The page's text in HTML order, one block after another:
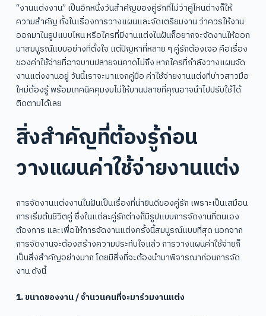
“งานแต่งงาน” เป็นอีกหนึ่งวันสำคัญของคู่รักที่ไม่ว่าคู่ไหนต่างก็ให้
ความสำคัญ ทั้งในเรื่องการวางแผนและจัดเตรียมงาน ว่าควรให้งาน
ออกมาในรูปแบบไหน หรือใครที่มีงานแต่งในฝันก็อยากจะจัดงานให้ออก
มาสมบูรณ์แบบอย่างที่ตั้งใจ แต่ปัญหาที่หลาย ๆ คู่รักต้องเจอ คือเรื่อง
ของค่าใช้จ่ายที่อาจบานปลายจนคาดไม่ถึง หากใครที่กำลังวางแผนจัด
งานแต่งงานอยู่ วันนี้เราจะมาแจกคู่มือ ค่าใช้จ่ายงานแต่งที่บ่าวสาวมือ
ใหม่ต้องรู้ พร้อมเทคนิคคุมงบไม่ให้บานปลายที่คุณอาจนำไปปรับใช้ได้
ติดตามได้เลย
สิ่งสำคัญที่ต้องรู้ก่อน
วางแผนค่าใช้จ่ายงานแต่ง
การจัดงานแต่งงานในฝันเป็นเรื่องที่น่ายินดีของคู่รัก เพราะเป็นเสมือน
การเริ่มต้นชีวิตคู่ ซึ่งในแต่ละคู่รักต่างก็มีรูปแบบการจัดงานที่ตนเอง
ต้องการ และเพื่อให้การจัดงานแต่งครั้งนี้สมบูรณ์แบบที่สุด นอกจาก
การจัดงานจะต้องสร้างความประทับใจแล้ว การวางแผนค่าใช้จ่ายก็
เป็นสิ่งสำคัญอย่างมาก โดยมีสิ่งที่จะต้องนำมาพิจารณาก่อนการจัด
งาน ดังนี้
1. ขนาดของงาน / จำนวนคนที่จะมาร่วมงานแต่ง